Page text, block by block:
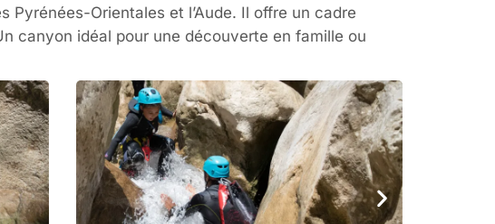
Pyrénées-Orientales et l’Aude. Il offre un cadre
canyon idéal pour une découverte en famille ou